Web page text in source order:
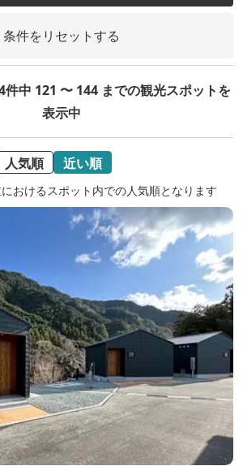
条件をリセットする
中 121 〜 144 までの観光スポットを
表示中
人気順 近い順
おけるスポット内での人気順となります